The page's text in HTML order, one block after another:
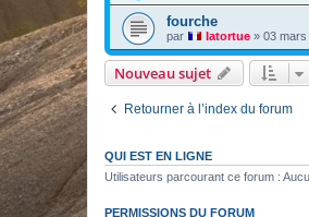
fourche
par latortue » 03 mars
Nouveau sujet
Retourner à l’index du forum
QUI EST EN LIGNE
Utilisateurs parcourant ce forum :
PERMISSIONS DU FORUM